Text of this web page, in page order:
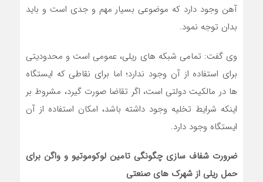
آهن وجود دارد که موضوعی بسیار مهم و جدی است و باید
بدان توجه نمود.
وی گفت: تمامی شبکه های ریلی، عمومی است و محدودیتی
برای استفاده از آن وجود ندارد؛ اما برای نقاطی که ایستگاه
ها در مالکیت دولتی است، اگر تقاضا صورت گیرد، مشروط بر
اینکه شرایط تخلیه وجود داشته باشد، امکان استفاده از آن
ایستگاه وجود دارد.
ضرورت شفاف سازی چگونگی تامین لوکوموتیو و واگن برای
حمل ریلی از شهرک های صنعتی